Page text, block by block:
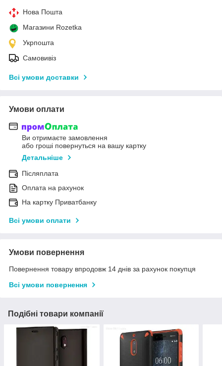
Нова Пошта
Магазини Rozetka
Укрпошта
Самовивіз
Всі умови доставки
Умови оплати
Ви отримаєте замовлення
або гроші повернуться на вашу картку
Детальніше
Післяплата
Оплата на рахунок
На картку Приватбанку
Всі умови оплати
Умови повернення
Повернення товару впродовж 14 днів за рахунок покупця
Всі умови повернення
Подібні товари компанії